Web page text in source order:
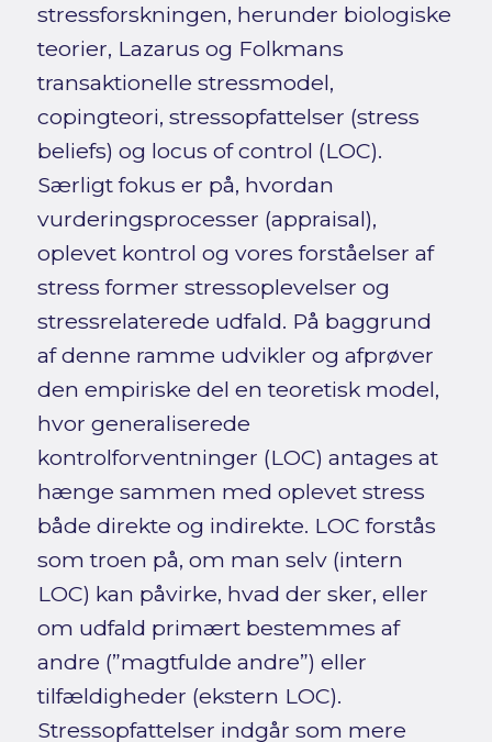
stressforskningen, herunder biologiske
teorier, Lazarus og Folkmans
transaktionelle stressmodel,
copingteori, stressopfattelser (stress
beliefs) og locus of control (LOC).
Særligt fokus er på, hvordan
vurderingsprocesser (appraisal),
oplevet kontrol og vores forståelser af
stress former stressoplevelser og
stressrelaterede udfald. På baggrund
af denne ramme udvikler og afprøver
den empiriske del en teoretisk model,
hvor generaliserede
kontrolforventninger (LOC) antages at
hænge sammen med oplevet stress
både direkte og indirekte. LOC forstås
som troen på, om man selv (intern
LOC) kan påvirke, hvad der sker, eller
om udfald primært bestemmes af
andre (”magtfulde andre”) eller
tilfældigheder (ekstern LOC).
Stressopfattelser indgår som mere